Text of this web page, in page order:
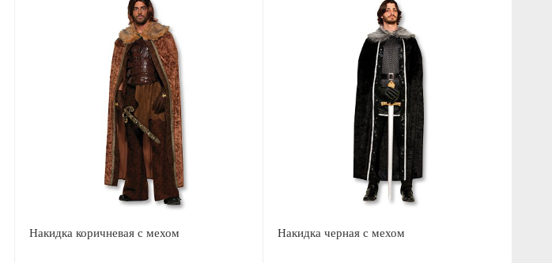
Накидка коричневая с мехом Накидка черная с мехом